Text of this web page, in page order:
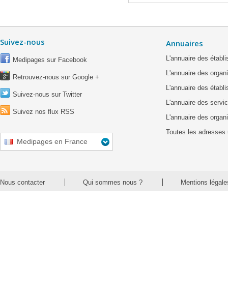
Suivez-nous
Medipages sur Facebook
Retrouvez-nous sur Google +
Suivez-nous sur Twitter
Suivez nos flux RSS
Medipages en France
Annuaires
L'annuaire des
L'annuaire des
L'annuaire des
L'annuaire des
L'annuaire des
Toutes les adresses
Nous contacter Qui sommes nous ? Mentions